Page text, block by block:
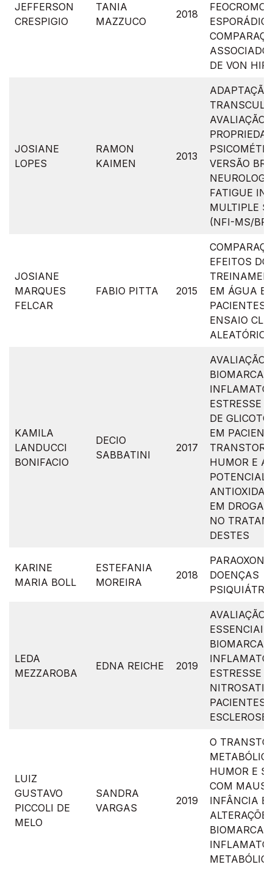
JEFFERSON
CRESPIGIO
TANIA
MAZZUCO
2018
DE VON
JOSIANE
LOPES
RAMON
KAIMEN
2013
ADAPTAÇÃO
AVALIAÇÃO
VERSÃO
FATIGUE
MULTIPLE
(NFI-MS/BR)
JOSIANE
MARQUES
FELCAR
FABIO PITTA 2015
EFEITOS DO
EM ÁGUA E
PACIENTES
ENSAIO
ALEATÓRIO
KAMILA
LANDUCCI
BONIFACIO
DECIO
SABBATINI
2017
AVALIAÇÃO
ESTRESSE
DE
EM
HUMOR E
POTENCIAL
EM
NO
DESTES
KARINE
MARIA BOLL
ESTEFANIA
MOREIRA
2018
DOENÇAS
LEDA
MEZZAROBA
EDNA REICHE 2019
AVALIAÇÃO
ESSENCIAIS
ESTRESSE
PACIENTES
LUIZ
GUSTAVO
PICCOLI DE
MELO
SANDRA
VARGAS
2019
O
HUMOR E
COM
INFÂNCIA E